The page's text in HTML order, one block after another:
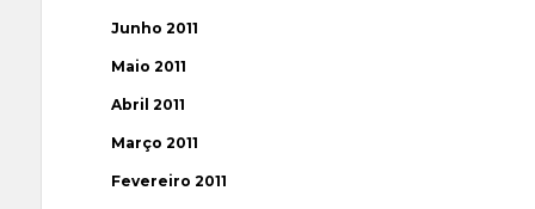
Junho 2011
Maio 2011
Abril 2011
Março 2011
Fevereiro 2011